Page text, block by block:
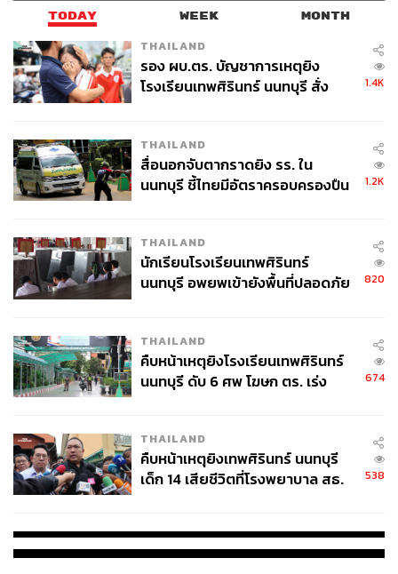
TODAY WEEK MONTH
THAILAND
รอง ผบ.ตร. บัญชาการเหตุยิง
โรงเรียนเทพศิรินทร์ นนทบุรี สั่ง
1.4K
THAILAND
สื่อนอกจับตากราดยิง รร. ใน
นนทบุรี ชี้ไทยมีอัตราครอบครองปืน
1.2K
THAILAND
นักเรียนโรงเรียนเทพศิรินทร์
นนทบุรี อพยพเข้ายังพื้นที่ปลอดภัย
820
THAILAND
คืบหน้าเหตุยิงโรงเรียนเทพศิรินทร์
นนทบุรี ดับ 6 ศพ โฆษก ตร. เร่ง
674
THAILAND
คืบหน้าเหตุยิงเทพศิรินทร์ นนทบุรี
เด็ก 14 เสียชีวิตที่โรงพยาบาล สธ.
538